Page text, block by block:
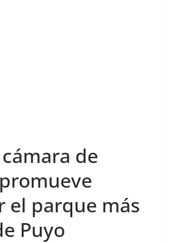
de
el parque más
Puyo